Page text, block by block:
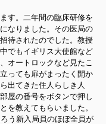
す。二年間の臨床研修を
なりました。その医局の
待されたのでした。教授
でもイギリス大使館など
オートロックなど見たこ
っても扉がまったく開か
出てきた住人らしき人
屋の番号をボタンで押し
を教えてもらいました。
う新入局員のほぼ全員が